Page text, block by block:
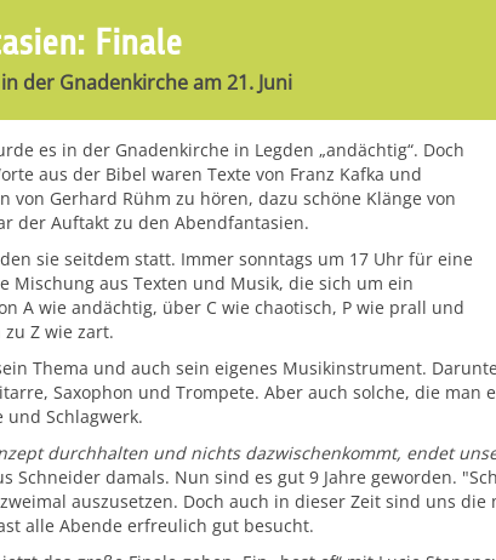
Finale
der Gnadenkirche am 21. Juni
es in der Gnadenkirche in Legden „andächtig“. Doch
aus der Bibel waren Texte von Franz Kafka und
von Gerhard Rühm zu hören, dazu schöne Klänge von
der Auftakt zu den Abendfantasien.
sie seitdem statt. Immer sonntags um 17 Uhr für eine
Mischung aus Texten und Musik, die sich um ein
A wie andächtig, über C wie chaotisch, P wie prall und
Z wie zart.
Thema und auch sein eigenes Musikinstrument.
Saxophon und Trompete. Aber auch solche, die man
und Schlagwerk.
durchhalten und nichts dazwischenkommt, endet
Schneider damals. Nun sind es gut 9 Jahre geworden.
auszusetzen. Doch auch in dieser Zeit sind uns
alle Abende erfreulich gut besucht.